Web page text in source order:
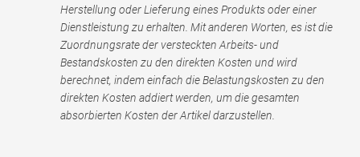
Herstellung oder Lieferung eines Produkts oder einer
Dienstleistung zu erhalten. Mit anderen Worten, es ist die
Zuordnungsrate der versteckten Arbeits- und
Bestandskosten zu den direkten Kosten und wird
berechnet, indem einfach die Belastungskosten zu den
direkten Kosten addiert werden, um die gesamten
absorbierten Kosten der Artikel darzustellen.